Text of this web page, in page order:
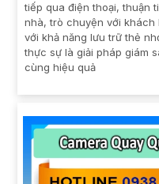
tiếp qua điện thoại, thuận
nhà, trò chuyện với khách
với khả năng lưu trữ thẻ
thực sự là giải pháp giám
cùng hiệu quả